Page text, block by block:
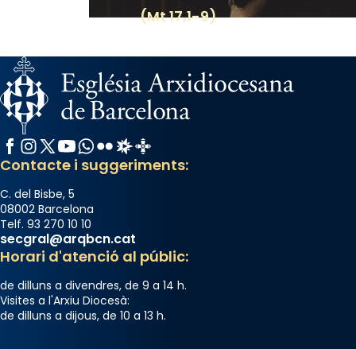
(Mt 17,1-9)
Facebook
Instagram
X / Twitter
YouTube
WhatsApp
FlickrRadio Estel
Catalunya Cristiana
Contacte i suggeriments:
C. del Bisbe, 5
08002 Barcelona
Telf. 93 270 10 10
secgral@arqbcn.cat
Horari d'atenció al públic:
de dilluns a divendres, de 9 a 14 h.
Visites a l'Arxiu Diocesà:
de dilluns a dijous, de 10 a 13 h.